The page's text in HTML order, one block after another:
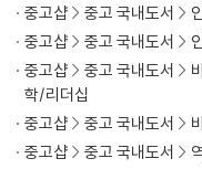
· 적과 나의 역량을 올바로
[부록] 전장에서 피어난 노
제4편 형形│형세를 읽는 자
중고샵
중고 국내도서
중고샵
중고 국내도서
중고샵
중고 국내도서
학/리더십
중고샵
중고 국내도서
중고샵
중고 국내도서